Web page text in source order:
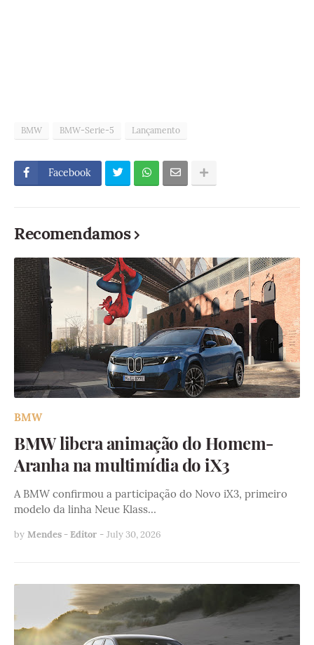
BMW BMW-Serie-5 Lançamento
Facebook
Recomendamos
BMW
BMW libera animação do Homem-
Aranha na multimídia do iX3
A BMW confirmou a participação do Novo iX3, primeiro
modelo da linha Neue Klass…
by Mendes - Editor - July 30, 2026